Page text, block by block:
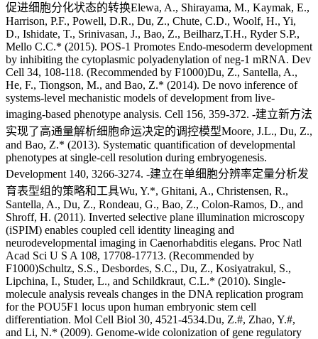
促进细胞分化状态的转换Elewa, A., Shirayama, M., Kaymak, E.,
Harrison, P.F., Powell, D.R., Du, Z., Chute, C.D., Woolf, H., Yi,
D., Ishidate, T., Srinivasan, J., Bao, Z., Beilharz,T.H., Ryder S.P.,
Mello C.C.* (2015). POS-1 Promotes Endo-mesoderm development
by inhibiting the cytoplasmic polyadenylation of neg-1 mRNA. Dev
Cell 34, 108-118. (Recommended by F1000)Du, Z., Santella, A.,
He, F., Tiongson, M., and Bao, Z.* (2014). De novo inference of
systems-level mechanistic models of development from live-
imaging-based phenotype analysis. Cell 156, 359-372. -建立新方法
实现了高通量解析细胞命运决定的调控模型Moore, J.L., Du, Z.,
and Bao, Z.* (2013). Systematic quantification of developmental
phenotypes at single-cell resolution during embryogenesis.
Development 140, 3266-3274. -建立在单细胞分辨率定量分析发
育表型组的策略和工具Wu, Y.*, Ghitani, A., Christensen, R.,
Santella, A., Du, Z., Rondeau, G., Bao, Z., Colon-Ramos, D., and
Shroff, H. (2011). Inverted selective plane illumination microscopy
(iSPIM) enables coupled cell identity lineaging and
neurodevelopmental imaging in Caenorhabditis elegans. Proc Natl
Acad Sci U S A 108, 17708-17713. (Recommended by
F1000)Schultz, S.S., Desbordes, S.C., Du, Z., Kosiyatrakul, S.,
Lipchina, I., Studer, L., and Schildkraut, C.L.* (2010). Single-
molecule analysis reveals changes in the DNA replication program
for the POU5F1 locus upon human embryonic stem cell
differentiation. Mol Cell Biol 30, 4521-4534.Du, Z.#, Zhao, Y.#,
and Li, N.* (2009). Genome-wide colonization of gene regulatory